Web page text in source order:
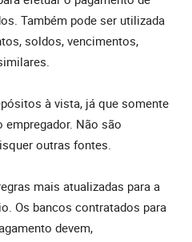
Também pode ser utilizada
soldos, vencimentos,
à vista, já que somente
empregador. Não são
outras fontes.
mais atualizadas para a
Os bancos contratados para
devem,